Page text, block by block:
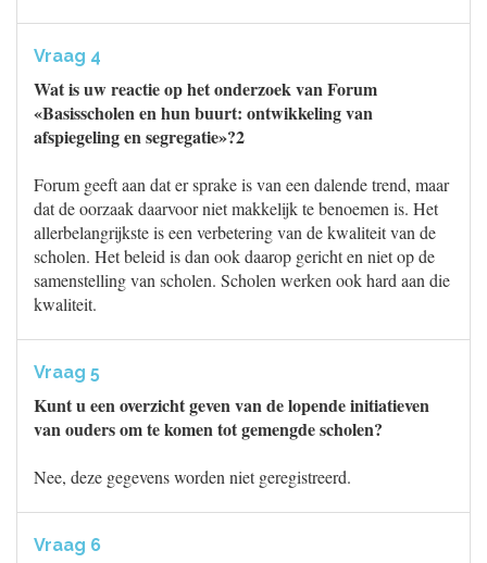
Vraag 4
Wat is uw reactie op het onderzoek van Forum
«Basisscholen en hun buurt: ontwikkeling van
afspiegeling en segregatie»?2
Forum geeft aan dat er sprake is van een dalende trend, maar
dat de oorzaak daarvoor niet makkelijk te benoemen is. Het
allerbelangrijkste is een verbetering van de kwaliteit van de
scholen. Het beleid is dan ook daarop gericht en niet op de
samenstelling van scholen. Scholen werken ook hard aan die
kwaliteit.
Vraag 5
Kunt u een overzicht geven van de lopende initiatieven
van ouders om te komen tot gemengde scholen?
Nee, deze gegevens worden niet geregistreerd.
Vraag 6